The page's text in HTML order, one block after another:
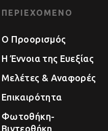
ΠΕΡΙΕΧΌΜΕΝΟ
Ο Προορισμός
Η Έννοια της Ευεξίας
Μελέτες & Αναφορές
Επικαιρότητα
Φωτοθήκη-
Βιντεοθήκη